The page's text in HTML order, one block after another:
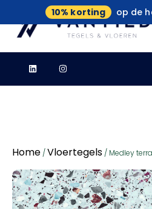
10% korting op de
Home /Vloertegels / Medley